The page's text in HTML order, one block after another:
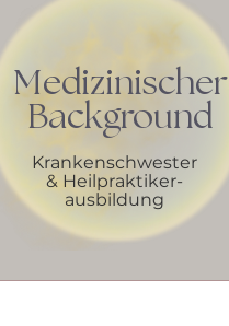
Medizinischer
Background
Krankenschwester
& Heilpraktiker-
ausbildung